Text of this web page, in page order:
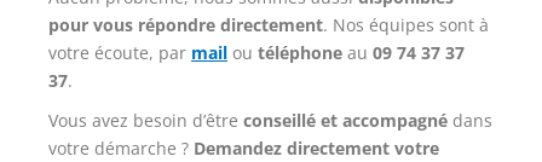
pour vous répondre directement. Nos équipes sont à
votre écoute, par mail ou téléphone au 09 74 37 37
37.
Vous avez besoin d’être conseillé et accompagné dans
votre démarche ? Demandez directement votre